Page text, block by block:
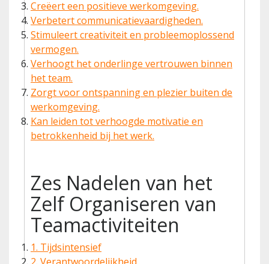
Creëert een positieve werkomgeving.
Verbetert communicatievaardigheden.
Stimuleert creativiteit en probleemoplossend
vermogen.
Verhoogt het onderlinge vertrouwen binnen
het team.
Zorgt voor ontspanning en plezier buiten de
werkomgeving.
Kan leiden tot verhoogde motivatie en
betrokkenheid bij het werk.
Zes Nadelen van het
Zelf Organiseren van
Teamactiviteiten
1. Tijdsintensief